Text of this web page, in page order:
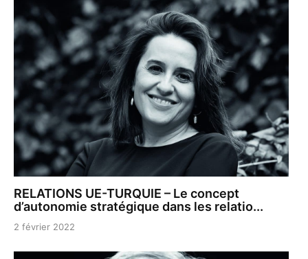
RELATIONS UE-TURQUIE – Le concept
d’autonomie stratégique dans les relatio...
2 février 2022